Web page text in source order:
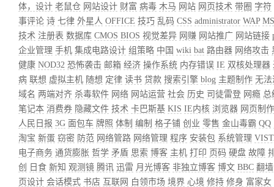
体，设计 老鼠仓 网站设计 财富 病毒 木马 网站 网页技术 带圈 字符
事评论 诗 七律 外星人 OFFICE 技巧 乱码 CSS administrator WAP
技术 注册表 数据库 CMOS BIOS 视觉差异 网赚 网站推广 网站链接
企业管理 手机 集成电路设计 组策略 中国 wiki bat 路由器 网络攻击
健康 NOD32 恐怖袭击 邮箱 经济 操作系统 内存错误 IE 双核处理器
病 联想 虚拟主机 随想 定律 读书 贷款 搜索引擎 blog 主题制作 无法
域名 两端对齐 杀毒软件 网络 网站运营 社会 历史 司徒雷登 网瘾 总
笔记本 消费券 隐藏文件 技术 卡巴斯基 KIS IE内核 浏览器 网页制作
人民日报 3G 面包车 牌照 体制 编制 格子铺 创业 零售 金山毒霸 QQ
淘宝 新蛋 窃密 防范 网络管路 网络管理 程序 安装包 系统管理
电子商务 通货膨胀 哲学 矛盾 思索 博客 主机 打印 页码 硬盘 故障
创
日食 新知 观测镜 腾讯 迅雷 月光博客 非独立博客 博文 BBC 翻墙
页设计 会话模式 书店 互联网 白领市场 境界 心境 修持 修身 富家女